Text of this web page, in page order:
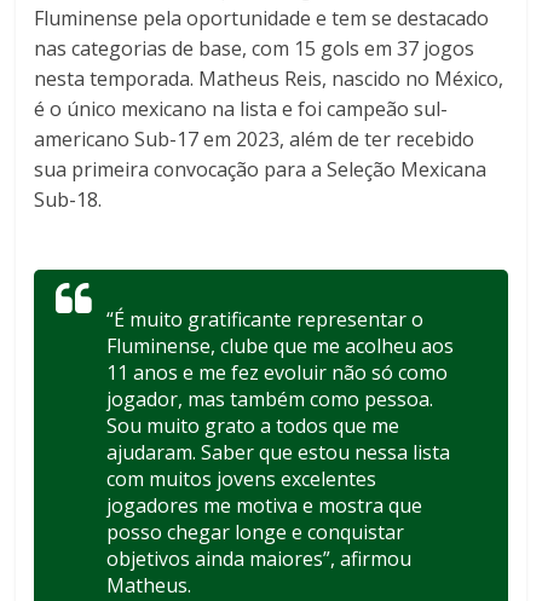
Fluminense pela oportunidade e tem se destacado
nas categorias de base, com 15 gols em 37 jogos
nesta temporada. Matheus Reis, nascido no México,
é o único mexicano na lista e foi campeão sul-
americano Sub-17 em 2023, além de ter recebido
sua primeira convocação para a Seleção Mexicana
Sub-18.
“É muito gratificante representar o
Fluminense, clube que me acolheu aos
11 anos e me fez evoluir não só como
jogador, mas também como pessoa.
Sou muito grato a todos que me
ajudaram. Saber que estou nessa lista
com muitos jovens excelentes
jogadores me motiva e mostra que
posso chegar longe e conquistar
objetivos ainda maiores”, afirmou
Matheus.